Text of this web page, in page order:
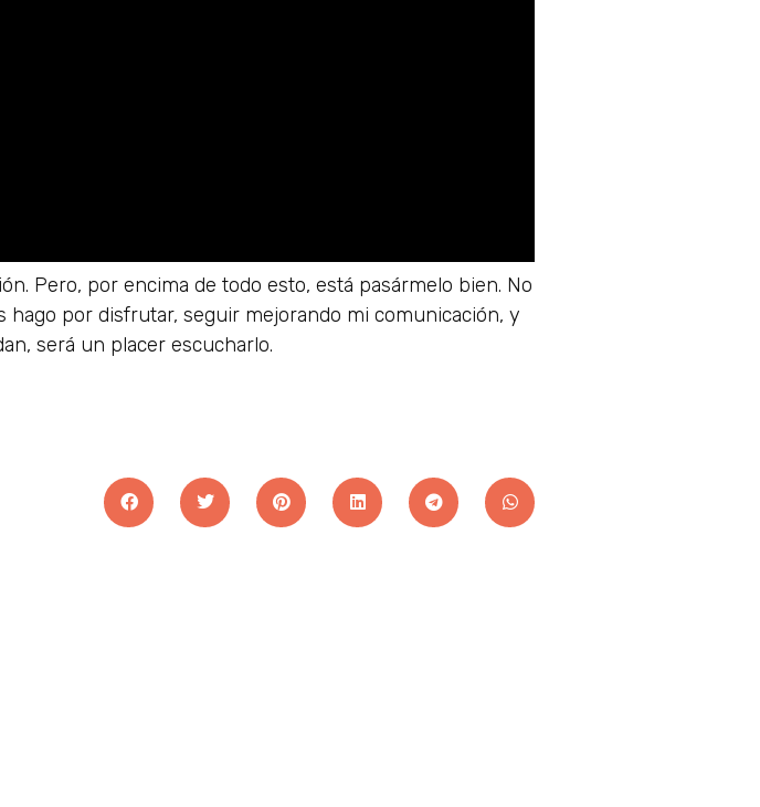
Pero, por encima de todo esto, está pasármelo bien. No
por disfrutar, seguir mejorando mi comunicación, y
será un placer escucharlo.